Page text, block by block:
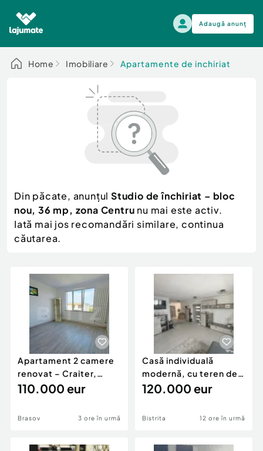
Adaugă anunț
Alege categoria
Auto, moto si ambarcatiuni
Electronice si electrocasnice
Mama si copilul
Moda si frumusete
Sport, timp liber, arta
Animale de companie
Afaceri și echipamente profesionale
Inchiriere Bunuri si Vehicule
Auto, moto si ambarcatiuni
Scutere - ATV - UTV
Autoutilitare
Ambarcatiuni
Camioane - Rulote - Remorci
Utilaje agricole si industriale
Piese auto si accesorii
Dacia Duster
Home Imobiliare Apartamente de inchiriat
Din păcate, anunțul Studio de închiriat – bloc
nou, 36 mp, zona Centru nu mai este activ.
Iată mai jos recomandări similare, continua
căutarea.
Apartament 2 camere
renovat – Craiter,
Brașov | 55 mp | E
110.000 eur
Brasov 3 ore în urmă
Casă individuală
modernă, cu teren de
1.356 mp – la doa
120.000 eur
Bistrita 12 ore în urmă